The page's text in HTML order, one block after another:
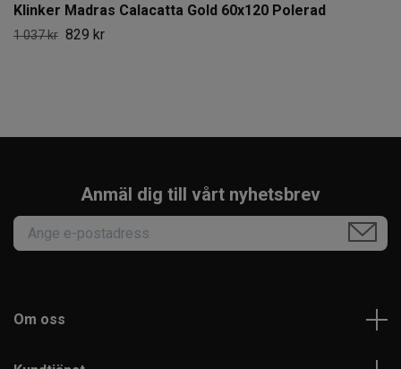
Klinker Madras Calacatta Gold 60x120 Polerad
1 037 kr 829 kr
Anmäl dig till vårt nyhetsbrev
Om oss